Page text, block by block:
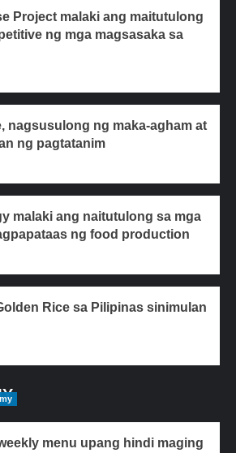
Project malaki ang maitutulong
ng mga magsasaka sa
nagsusulong ng maka-agham at
ng pagtatanim
malaki ang naitutulong sa mga
ng food production
Rice sa Pilipinas sinimulan
menu upang hindi maging